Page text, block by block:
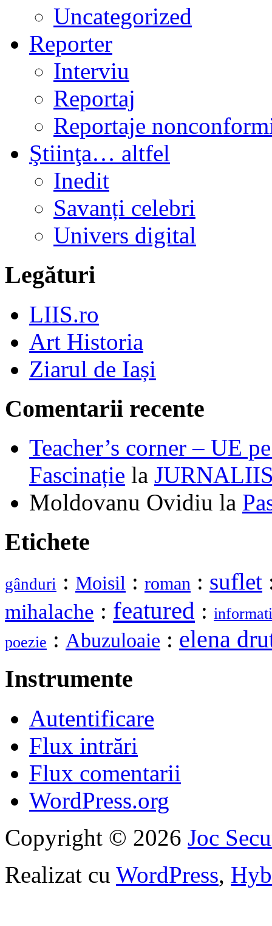
Uncategorized
Reporter
Interviu
Reportaj
Reportaje
Ştiinţa… altfel
Inedit
Savanți celebri
Univers digital
Legături
LIIS.ro
Art Historia
Ziarul de Iași
Comentarii recente
Teacher’s corner – UE
Fascinație la
Moldovanu Ovidiu la
Etichete
gânduri : Moisil : roman : suflet
mihalache : featured :
poezie : Abuzuloaie : elena
Instrumente
Autentificare
Flux intrări
Flux comentarii
WordPress.org
Copyright © 2026 Joc
Realizat cu WordPress,